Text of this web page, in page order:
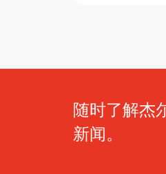
随时了解杰
新闻。